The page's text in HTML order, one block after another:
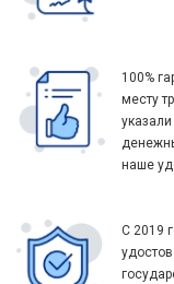
100%
месту
наше
С 2019